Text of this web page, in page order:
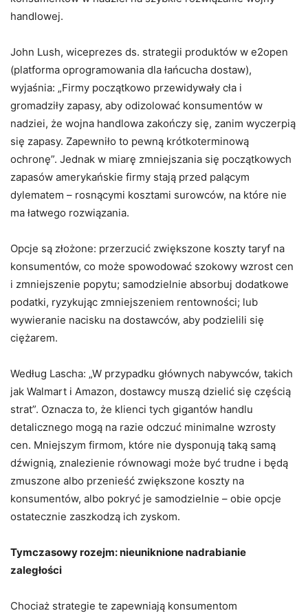
handlowej.
John Lush, wiceprezes ds. strategii produktów w e2open
(platforma oprogramowania dla łańcucha dostaw),
wyjaśnia: „Firmy początkowo przewidywały cła i
gromadziły zapasy, aby odizolować konsumentów w
nadziei, że wojna handlowa zakończy się, zanim wyczerpią
się zapasy. Zapewniło to pewną krótkoterminową
ochronę”. Jednak w miarę zmniejszania się początkowych
zapasów amerykańskie firmy stają przed palącym
dylematem – rosnącymi kosztami surowców, na które nie
ma łatwego rozwiązania.
Opcje są złożone: przerzucić zwiększone koszty taryf na
konsumentów, co może spowodować szokowy wzrost cen
i zmniejszenie popytu; samodzielnie absorbuj dodatkowe
podatki, ryzykując zmniejszeniem rentowności; lub
wywieranie nacisku na dostawców, aby podzielili się
ciężarem.
Według Lascha: „W przypadku głównych nabywców, takich
jak Walmart i Amazon, dostawcy muszą dzielić się częścią
strat”. Oznacza to, że klienci tych gigantów handlu
detalicznego mogą na razie odczuć minimalne wzrosty
cen. Mniejszym firmom, które nie dysponują taką samą
dźwignią, znalezienie równowagi może być trudne i będą
zmuszone albo przenieść zwiększone koszty na
konsumentów, albo pokryć je samodzielnie – obie opcje
ostatecznie zaszkodzą ich zyskom.
Tymczasowy rozejm: nieuniknione nadrabianie
zaległości
Chociaż strategie te zapewniają konsumentom